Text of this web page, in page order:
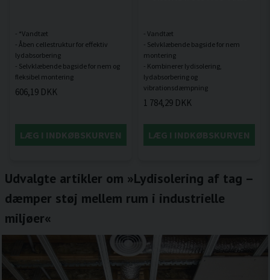
- *Vandtæt
- Åben cellestruktur for effektiv
lydabsorbering
- Selvklæbende bagside for nem og
606,19 DKK
LÆG I INDKØBSKURVEN
- Vandtæt
- Selvklæbende bagside for nem
montering
- Kombinerer lydisolering,
lydabsorbering og
1 784,29 DKK
LÆG I INDKØBSKURVEN
Udvalgte artikler om »Lydisolering af tag –
dæmper støj mellem rum i industrielle
miljøer«